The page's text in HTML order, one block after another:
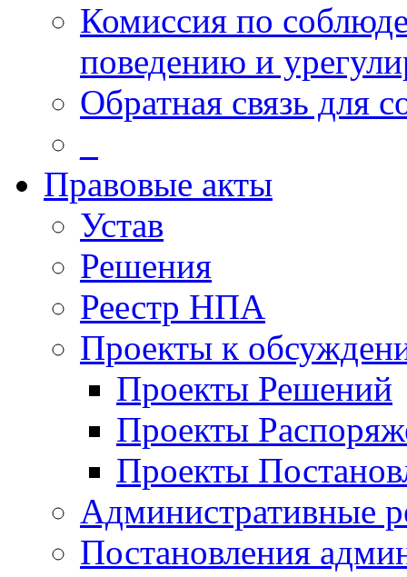
Комиссия по
поведению и
Обратная связь для
Правовые акты
Устав
Решения
Реестр НПА
Проекты к
Проекты Решений
Проекты
Проекты
Административные
Постановления